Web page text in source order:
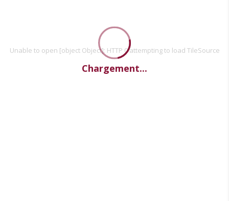
Unable to open [object Object]: HTTP 0 attempting to load TileSource
Chargement...